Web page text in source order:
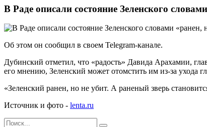
В Раде описали состояние Зеленского
Об этом он сообщил в своем Telegram-канале.
Дубинский отметил, что «радость» Давида Арахамии,
его мнению, Зеленский может отомстить им из-за ухода
«Зеленский ранен, но не убит. А раненый зверь
Источник и фото - lenta.ru